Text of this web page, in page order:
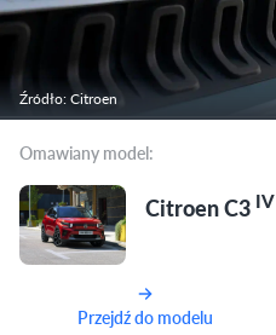
Źródło: Citroen
Omawiany model:
Citroen C3 IV
Przejdź do modelu